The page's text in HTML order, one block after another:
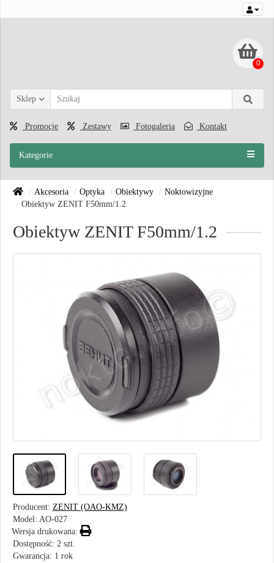
0
Sklep
Promocje Zestawy Fotogaleria Kontakt
Kategorie
Akcesoria Optyka Obiektywy
Noktowizyjne
Obiektyw ZENIT F50mm/1.2
Obiektyw ZENIT F50mm/1.2
Producent: ZENIT (OAO-KMZ)
Model: AO-027
Wersja drukowana:
Dostępność: 2 szt.
Gwarancja: 1 rok